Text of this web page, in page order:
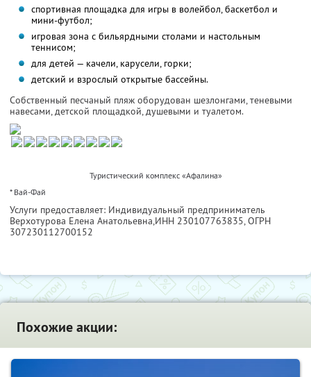
спортивная площадка для игры в волейбол, баскетбол и
мини-футбол;
игровая зона с бильярдными столами и настольным
теннисом;
для детей — качели, карусели, горки;
детский и взрослый открытые бассейны.
Собственный песчаный пляж оборудован шезлонгами, теневыми
навесами, детской площадкой, душевыми и туалетом.
Туристический комплекс «Афалина»
* Вай-Фай
Услуги предоставляет: Индивидуальный предприниматель
Верхотурова Елена Анатольевна,ИНН 230107763835, ОГРН
307230112700152
Похожие акции: